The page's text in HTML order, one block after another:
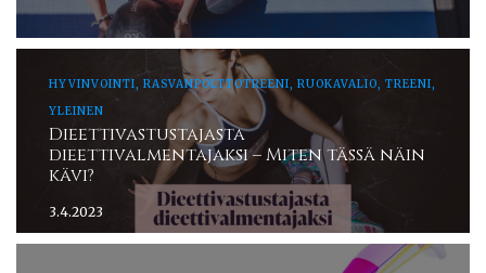
HYVINVOINTI, RASVANPOLTTOTREENI, RUOKAVALIO, TREENI,
YLEINEN
Dieettivastustajasta
dieettivalmentajaksi – Miten tässä näin
kävi?
3.4.2023